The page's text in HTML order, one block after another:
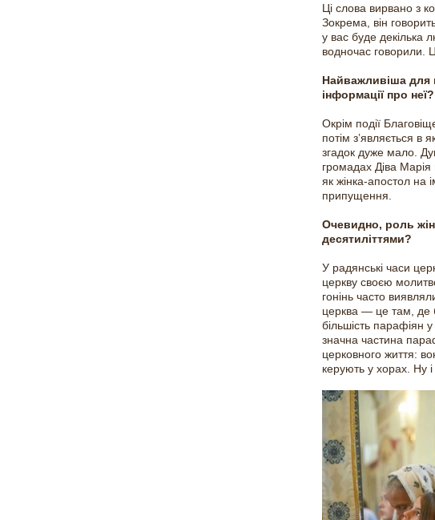
Ці слова вирвано з
Зокрема, він
у вас буде декілька
водночас говорили.
Найважливіша для
інформації про неї?
Окрім події
потім з’являється в
згадок дуже мало.
громадах Діва Марія
як жінка-апостол на
припущення.
Очевидно, роль
десятиліттями?
У радянські часи
церкву своєю
гонінь часто
церква — це там, де
більшість парафіян
значна частина
церковного життя:
керують у хорах. Ну